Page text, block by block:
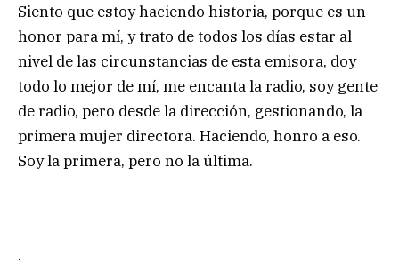
Siento que estoy haciendo historia, porque es un
honor para mí, y trato de todos los días estar al
nivel de las circunstancias de esta emisora, doy
todo lo mejor de mí, me encanta la radio, soy gente
de radio, pero desde la dirección, gestionando, la
primera mujer directora. Haciendo, honro a eso.
Soy la primera, pero no la última.
.